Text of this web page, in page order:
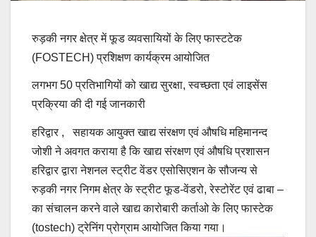
रुड़की नगर क्षेत्र में फूड व्यवसायियों के लिए फास्टटेक
(FOSTECH) प्रशिक्षण कार्यक्रम आयोजित
लगभग 50 प्रतिभागियों को खाद्य सुरक्षा, स्वच्छता एवं लाइसेंस
प्रक्रिया की दी गई जानकारी
हरिद्वार , सहायक आयुक्त खाद्य संरक्षण एवं औषधि महिमानन्द
जोशी ने अवगत कराया है कि खाद्य संरक्षण एवं औषधि प्रशासन
हरिद्वार द्वारा नेशनल स्ट्रीट वेंडर एसोसिएशन के सौजन्य से
रुड़की नगर निगम क्षेत्र के स्ट्रीट फूड-वेंडरो, रेस्टोरेंट एवं ढाबा –
का संचालन करने वाले खाद्य कारोबारी कर्ताओ के लिए फास्टेक
(tostech) ट्रेनिंग प्रोग्राम आयोजित किया गया।